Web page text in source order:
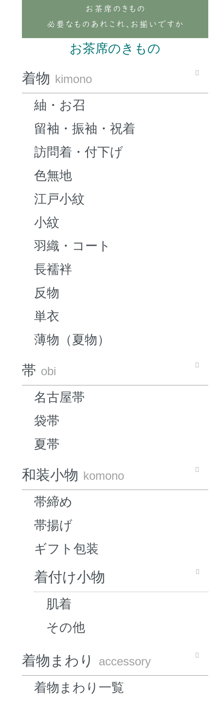
お茶席のきもの
着物 kimono
紬・お召
留袖・振袖・祝着
訪問着・付下げ
色無地
江戸小紋
小紋
羽織・コート
長襦袢
反物
単衣
薄物（夏物）
帯 obi
名古屋帯
袋帯
夏帯
和装小物 komono
帯締め
帯揚げ
ギフト包装
着付け小物
肌着
その他
着物まわり accessory
着物まわり一覧